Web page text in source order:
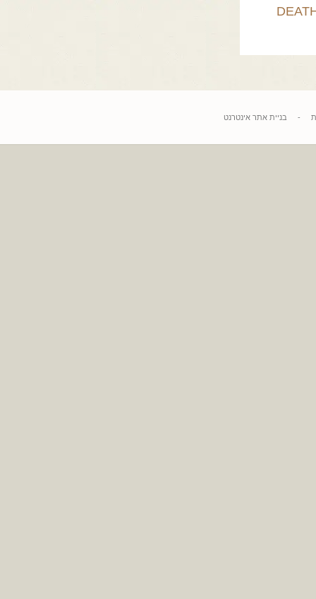
בניית אתר אינטרנט